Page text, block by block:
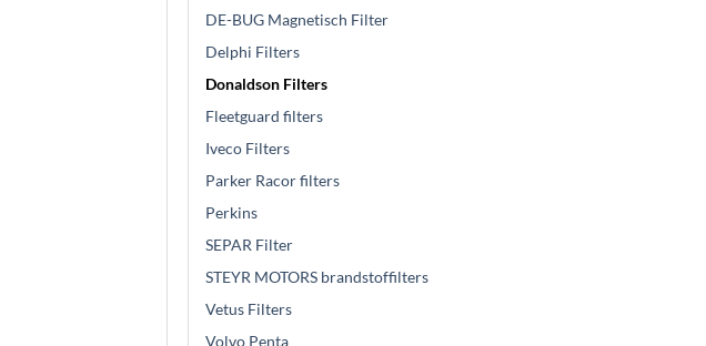
DE-BUG Magnetisch Filter
Delphi Filters
Donaldson Filters
Fleetguard filters
Iveco Filters
Parker Racor filters
Perkins
SEPAR Filter
STEYR MOTORS brandstoffilters
Vetus Filters
Volvo Penta